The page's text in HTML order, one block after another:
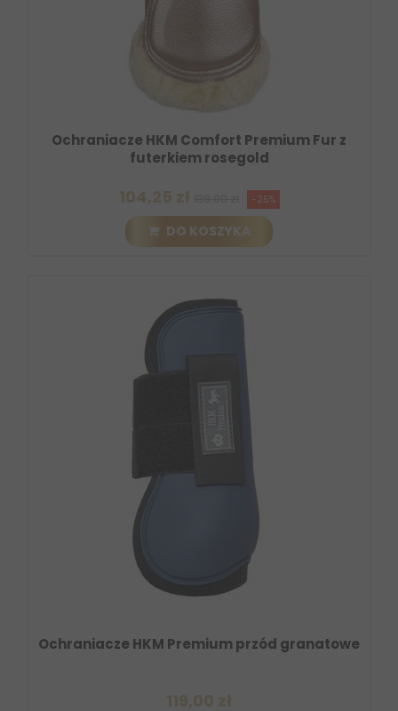
Ochraniacze HKM Comfort Premium Fur z
futerkiem rosegold
-25%
DO KOSZYKA
Ochraniacze HKM Premium przód granatowe